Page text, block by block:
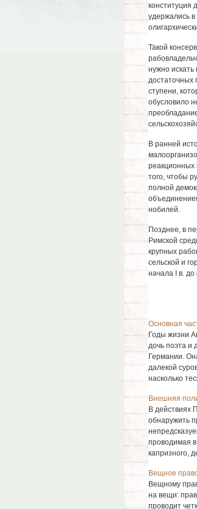
конституция
удержались
Такой
нужно искать
достаточных
ступени,
обусловило
В ранней
реакционных
того, чтобы
полной
нобилей.
Позднее, в
Римской
крупных
сельской и
начала I в. до
Основная
Годы жизни
дочь поэта и
Германии.
далекой
насколько
Внешняя
В действиях
обнаружить
проводимая
капризного,
Вещное
Вещному
на вещи:
проводит